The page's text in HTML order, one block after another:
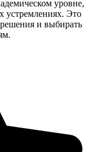
уровне,
устремлениях. Это
и выбирать